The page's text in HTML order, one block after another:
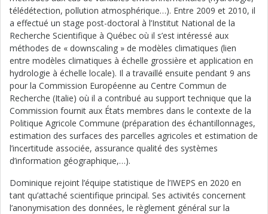
télédétection, pollution atmosphérique…). Entre 2009 et 2010, il
a effectué un stage post-doctoral à l’Institut National de la
Recherche Scientifique à Québec où il s’est intéressé aux
méthodes de « downscaling » de modèles climatiques (lien
entre modèles climatiques à échelle grossière et application en
hydrologie à échelle locale). Il a travaillé ensuite pendant 9 ans
pour la Commission Européenne au Centre Commun de
Recherche (Italie) où il a contribué au support technique que la
Commission fournit aux États membres dans le contexte de la
Politique Agricole Commune (préparation des échantillonnages,
estimation des surfaces des parcelles agricoles et estimation de
l’incertitude associée, assurance qualité des systèmes
d’information géographique,…).
Dominique rejoint l’équipe statistique de l’IWEPS en 2020 en
tant qu’attaché scientifique principal. Ses activités concernent
l’anonymisation des données, le règlement général sur la